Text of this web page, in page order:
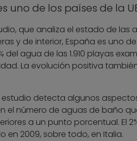
uno de los países de la
que analiza el estado de las
y de interior, España es uno
del agua de las 1.910 playas
La evolución positiva
estudio detecta algunos
el número de aguas de baño
a un punto porcentual. El
en 2009, sobre todo, en Italia.